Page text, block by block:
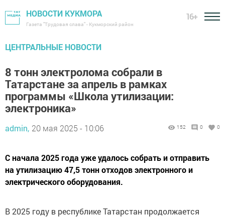
НОВОСТИ КУКМОРА
Газета "Трудовая слава" - Кукморский район
16+
ЦЕНТРАЛЬНЫЕ НОВОСТИ
8 тонн электролома собрали в
Татарстане за апрель в рамках
программы «Школа утилизации:
электроника»
admin, 20 мая 2025 - 10:06 152 0 0
С начала 2025 года уже удалось собрать и отправить
на утилизацию 47,5 тонн отходов электронного и
электрического оборудования.
В 2025 году в республике Татарстан продолжается